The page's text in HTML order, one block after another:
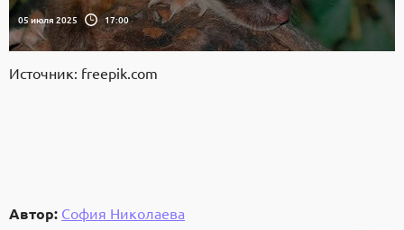
05 июля 2025 17:00
Источник: freepik.com
Автор: София Николаева